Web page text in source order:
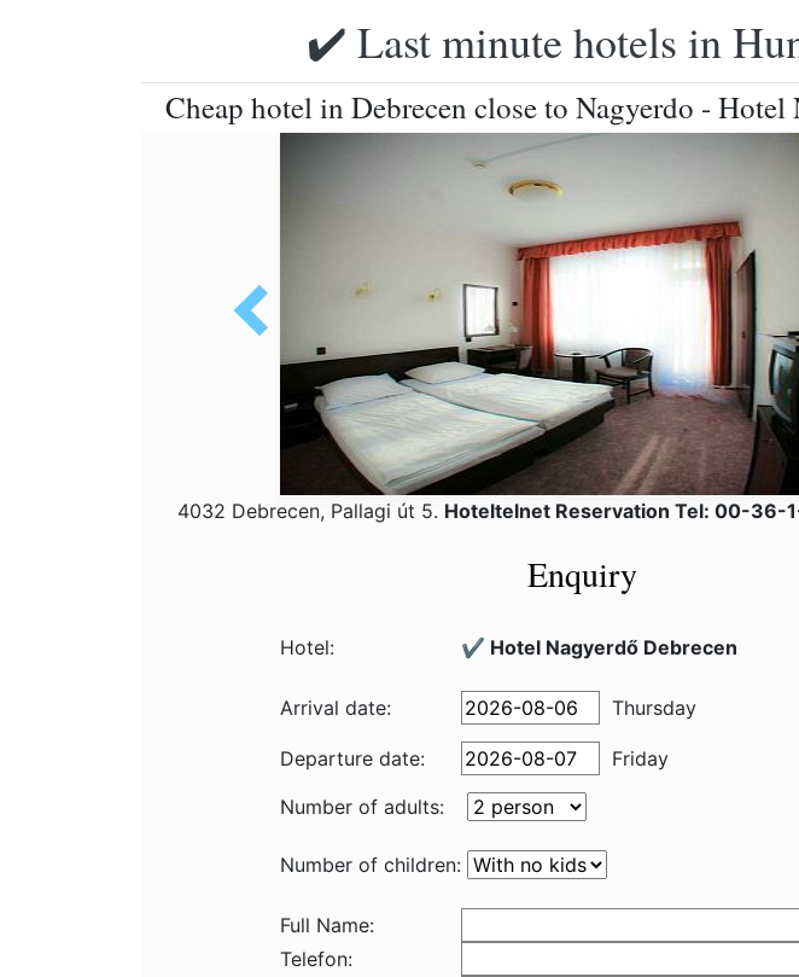
✔️ Last minute hotels in
Cheap hotel in Debrecen close to Nagyerdo - Hotel
4032 Debrecen, Pallagi út 5. Hoteltelnet Reservation Tel: 00-36-
Enquiry
Hotel: ✔️ Hotel Nagyerdő Debrecen
Arrival date: Thursday
Departure date:
Friday
Number of adults:
Number of children:
Full Name:
Telefon: